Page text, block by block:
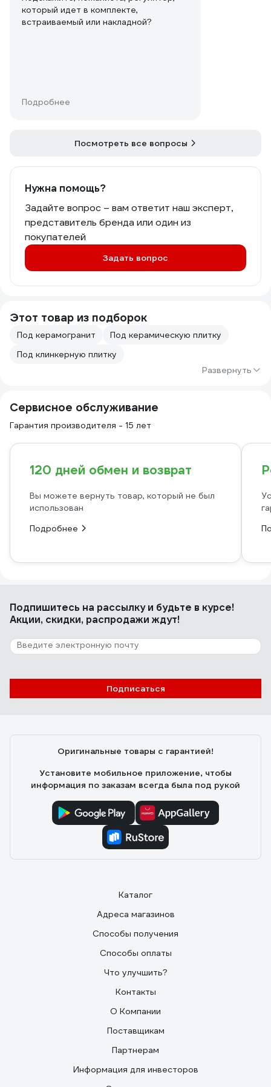
который идет в комплекте,
встраиваемый или накладной?
Подробнее
Посмотреть все вопросы
Нужна помощь?
Задайте вопрос – вам ответит наш эксперт,
представитель бренда или один из
покупателей
Задать вопрос
Этот товар из подборок
Под керамогранит
Под керамическую плитку
Под клинкерную плитку
Развернуть
Сервисное обслуживание
Гарантия производителя - 15 лет
120 дней обмен и возврат
Вы можете вернуть товар, который не был
использован
Подробнее
Подпишитесь на рассылкуи будьте в курсе!
Акции, скидки, распродажи ждут!
Подписаться
Оригинальные товары с гарантией!
Установите мобильное приложение, чтобы
информация по заказам всегда была под рукой
Каталог
Адреса магазинов
Способы получения
Способы оплаты
Что улучшить?
Контакты
О Компании
Поставщикам
Партнерам
Информация для инвесторов